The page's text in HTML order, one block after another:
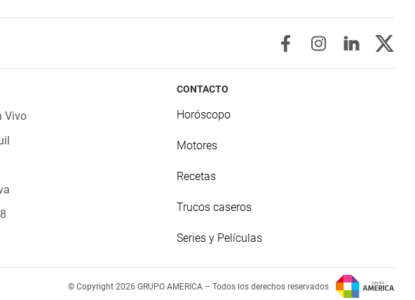
Vivo
CONTACTO
Horóscopo
Motores
Recetas
Trucos caseros
Series y Películas
© Copyright 2026 GRUPO AMERICA – Todos los derechos reservados